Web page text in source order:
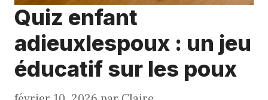
Quiz enfant
adieuxlespoux : un jeu
éducatif sur les poux